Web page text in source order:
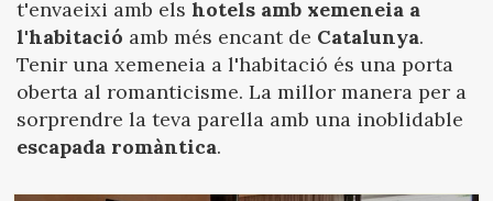
vpn_key Inicia sessió person Crear compte
Ubicació/nom de l'hotel
t'envaeixi amb els hotels amb xemeneia a
l'habitació amb més encant de Catalunya.
Tenir una xemeneia a l'habitació és una porta
oberta al romanticisme. La millor manera per a
sorprendre la teva parella amb una inoblidable
escapada romàntica.